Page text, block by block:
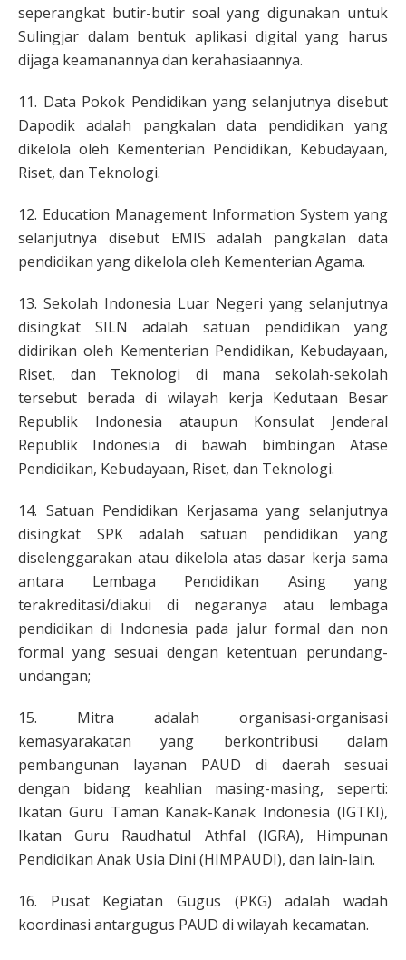
seperangkat butir-butir soal yang digunakan untuk
Sulingjar dalam bentuk aplikasi digital yang harus
dijaga keamanannya dan kerahasiaannya.
11. Data Pokok Pendidikan yang selanjutnya disebut
Dapodik adalah pangkalan data pendidikan yang
dikelola oleh Kementerian Pendidikan, Kebudayaan,
Riset, dan Teknologi.
12. Education Management Information System yang
selanjutnya disebut EMIS adalah pangkalan data
pendidikan yang dikelola oleh Kementerian Agama.
13. Sekolah Indonesia Luar Negeri yang selanjutnya
disingkat SILN adalah satuan pendidikan yang
didirikan oleh Kementerian Pendidikan, Kebudayaan,
Riset, dan Teknologi di mana sekolah-sekolah
tersebut berada di wilayah kerja Kedutaan Besar
Republik Indonesia ataupun Konsulat Jenderal
Republik Indonesia di bawah bimbingan Atase
Pendidikan, Kebudayaan, Riset, dan Teknologi.
14. Satuan Pendidikan Kerjasama yang selanjutnya
disingkat SPK adalah satuan pendidikan yang
diselenggarakan atau dikelola atas dasar kerja sama
antara Lembaga Pendidikan Asing yang
terakreditasi/diakui di negaranya atau lembaga
pendidikan di Indonesia pada jalur formal dan non
formal yang sesuai dengan ketentuan perundang-
undangan;
15. Mitra adalah organisasi-organisasi
kemasyarakatan yang berkontribusi dalam
pembangunan layanan PAUD di daerah sesuai
dengan bidang keahlian masing-masing, seperti:
Ikatan Guru Taman Kanak-Kanak Indonesia (IGTKI),
Ikatan Guru Raudhatul Athfal (IGRA), Himpunan
Pendidikan Anak Usia Dini (HIMPAUDI), dan lain-lain.
16. Pusat Kegiatan Gugus (PKG) adalah wadah
koordinasi antargugus PAUD di wilayah kecamatan.